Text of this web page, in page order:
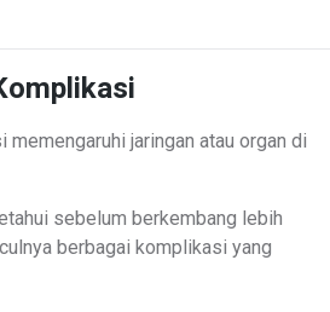
jaringan atau organ di
sebelum berkembang lebih
berbagai komplikasi yang